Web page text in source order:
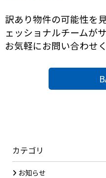
訳あり物件の可能性を
ェッショナルチームが
お気軽にお問い合わせ
カテゴリ
お知らせ